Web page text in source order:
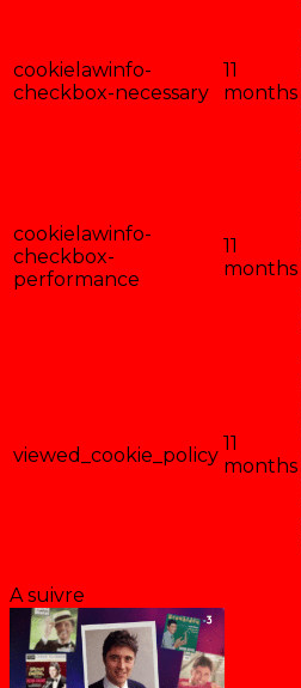
cookielawinfo-
checkbox-necessary
11
months
cookielawinfo-
checkbox-
performance
11
months
viewed_cookie_policy
11
months
A suivre